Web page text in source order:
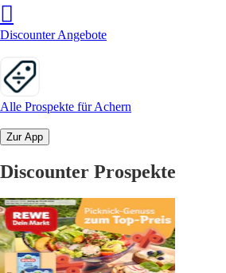
Discounter Angebote
Alle Prospekte für Achern
Zur App
Discounter Prospekte